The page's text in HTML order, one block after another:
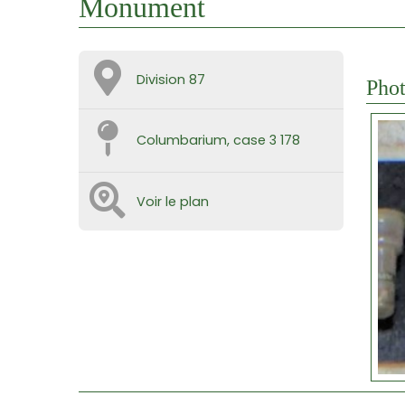
Monument
Division 87
Columbarium, case 3 178
Voir le plan